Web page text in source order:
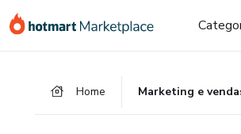
para
para
para
Home Marketing e